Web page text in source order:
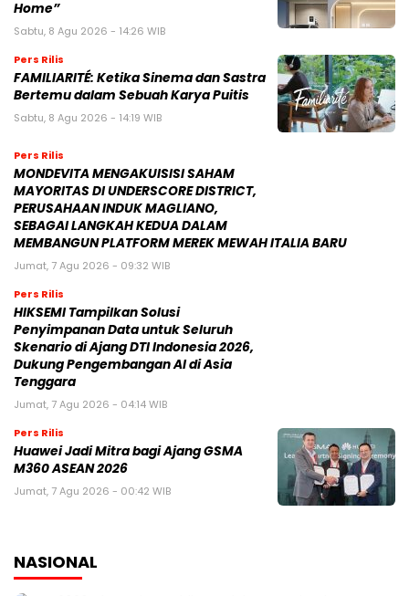
Jumat, 7 Agu 2026 - 09:32 WIB
Pers Rilis
HIKSEMI Tampilkan Solusi
Penyimpanan Data untuk Seluruh
Skenario di Ajang DTI Indonesia 2026,
Dukung Pengembangan AI di Asia
Tenggara
Jumat, 7 Agu 2026 - 04:14 WIB
Pers Rilis
Huawei Jadi Mitra bagi Ajang GSMA
M360 ASEAN 2026
Jumat, 7 Agu 2026 - 00:42 WIB
NASIONAL
BPIH 2026 Ditetapkan Lebih Rendah, Pemerintah
Jaga Kualitas Layanan di Tanah Suci
30 Oktober 2025 | 22:11 WIB
Mahfud MD Nilai Reshuffle Kabinet Prabowo Baru
Tahap Awal, Oktober Bisa Berlanjut
Tegaskan Pilihan Bukan Karena Politik